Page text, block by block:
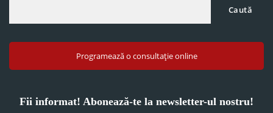
Caută
Programează o consultație online
Fii informat! Abonează-te la newsletter-ul nostru!